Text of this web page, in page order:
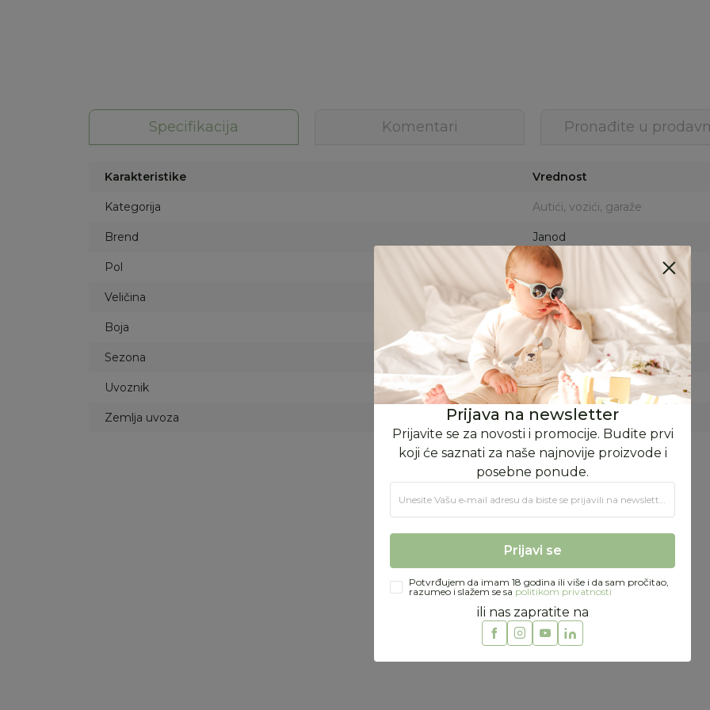
Specifikacija Komentari Pronađite u
Karakteristike Vrednost
Kategorija Autići, vozići, garaže
Brend Janod
Pol MUŠKI
Veličina BEZ VELIČINE
Boja MULTICOLOR
Sezona BASIC
Uvoznik JIP RETAIL
Zemlja uvoza EVROPSKA UNIJA
Preporučeno
Prijava na newsletter
Prijavite se za novosti i promocije. Budite prvi
koji će saznati za naše najnovije proizvode i
posebne ponude.
Unesite Vašu e‑mail adresu da biste se prijavili na newsletter.
Prijavi se
Potvrđujem da imam 18 godina ili više i da sam pročitao,
razumeo i slažem se sa politikom privatnosti
ili nas zapratite na